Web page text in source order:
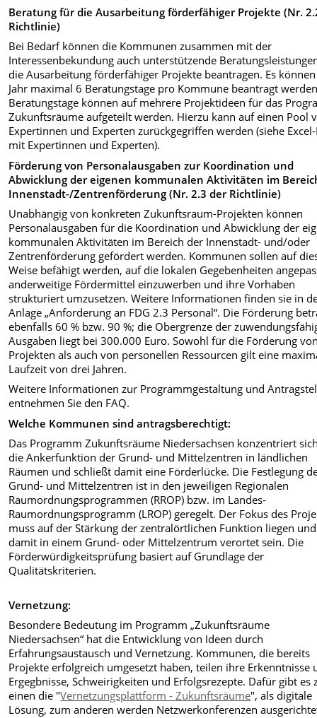
Beratung für die Ausarbeitung förderfähiger Projekte (Nr.
Richtlinie)
Bei Bedarf können die Kommunen zusammen mit der
Interessenbekundung auch unterstützende
die Ausarbeitung förderfähiger Projekte beantragen. Es
Jahr maximal 6 Beratungstage pro Kommune beantragt
Beratungstage können auf mehrere Projektideen für das
Zukunftsräume aufgeteilt werden. Hierzu kann auf einen Pool
Expertinnen und Experten zurückgegriffen werden (siehe
mit Expertinnen und Experten).
Förderung von Personalausgaben zur Koordination und
Abwicklung der eigenen kommunalen Aktivitäten im
Innenstadt-/Zentrenförderung (Nr. 2.3 der Richtlinie)
Unabhängig von konkreten Zukunftsraum-Projekten können
Personalausgaben für die Koordination und Abwicklung der
kommunalen Aktivitäten im Bereich der Innenstadt- und/oder
Zentrenförderung gefördert werden. Kommunen sollen auf
Weise befähigt werden, auf die lokalen Gegebenheiten
anderweitige Fördermittel einzuwerben und ihre Vorhaben
strukturiert umzusetzen. Weitere Informationen finden sie in
Anlage „Anforderung an FDG 2.3 Personal“. Die Förderung
ebenfalls 60 % bzw. 90 %; die Obergrenze der
Ausgaben liegt bei 300.000 Euro. Sowohl für die Förderung
Projekten als auch von personellen Ressourcen gilt eine
Laufzeit von drei Jahren.
Weitere Informationen zur Programmgestaltung und
entnehmen Sie den FAQ.
Welche Kommunen sind antragsberechtigt:
Das Programm Zukunftsräume Niedersachsen konzentriert
die Ankerfunktion der Grund- und Mittelzentren in ländlichen
Räumen und schließt damit eine Förderlücke. Die Festlegung
Grund- und Mittelzentren ist in den jeweiligen Regionalen
Raumordnungsprogrammen (RROP) bzw. im Landes-
Raumordnungsprogramm (LROP) geregelt. Der Fokus des
muss auf der Stärkung der zentralörtlichen Funktion liegen und
damit in einem Grund- oder Mittelzentrum verortet sein. Die
Förderwürdigkeitsprüfung basiert auf Grundlage der
Qualitätskriterien.
Vernetzung:
Besondere Bedeutung im Programm „Zukunftsräume
Niedersachsen“ hat die Entwicklung von Ideen durch
Erfahrungsaustausch und Vernetzung. Kommunen, die bereits
Projekte erfolgreich umgesetzt haben, teilen ihre Erkenntnisse
Ergegbnisse, Schweirigkeiten und Erfolgsrezepte. Dafür gibt es
einen die "Vernetzungsplattform - Zukunftsräume", als digitale
Lösung, zum anderen werden Netzwerkonferenzen